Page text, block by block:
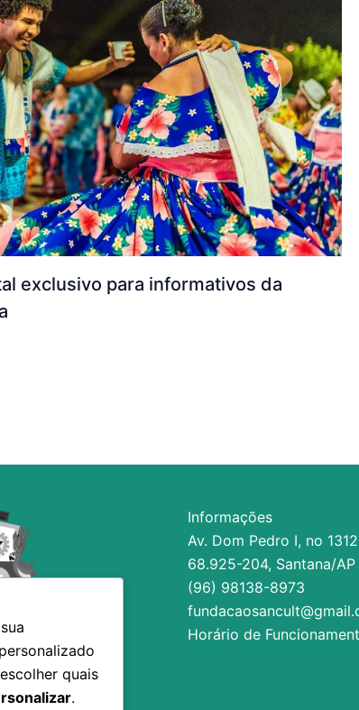
exclusivo para informativos da
Informações
Av. Dom Pedro I, no
68.925-204, Santana/AP
(96) 98138-8973
Horário de
quais
.